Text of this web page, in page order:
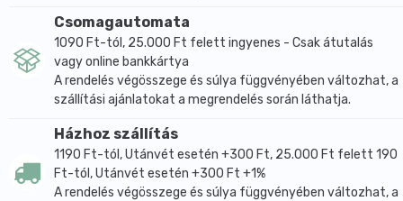
Csomagautomata
1090 Ft-tól, 25.000 Ft felett ingyenes - Csak átutalás
vagy online bankkártya
A rendelés végösszege és súlya függvényében változhat, a
szállítási ajánlatokat a megrendelés során láthatja.
Házhoz szállítás
1190 Ft-tól, Utánvét esetén +300 Ft, 25.000 Ft felett 190
Ft-tól, Utánvét esetén +300 Ft +1%
A rendelés végösszege és súlya függvényében változhat, a